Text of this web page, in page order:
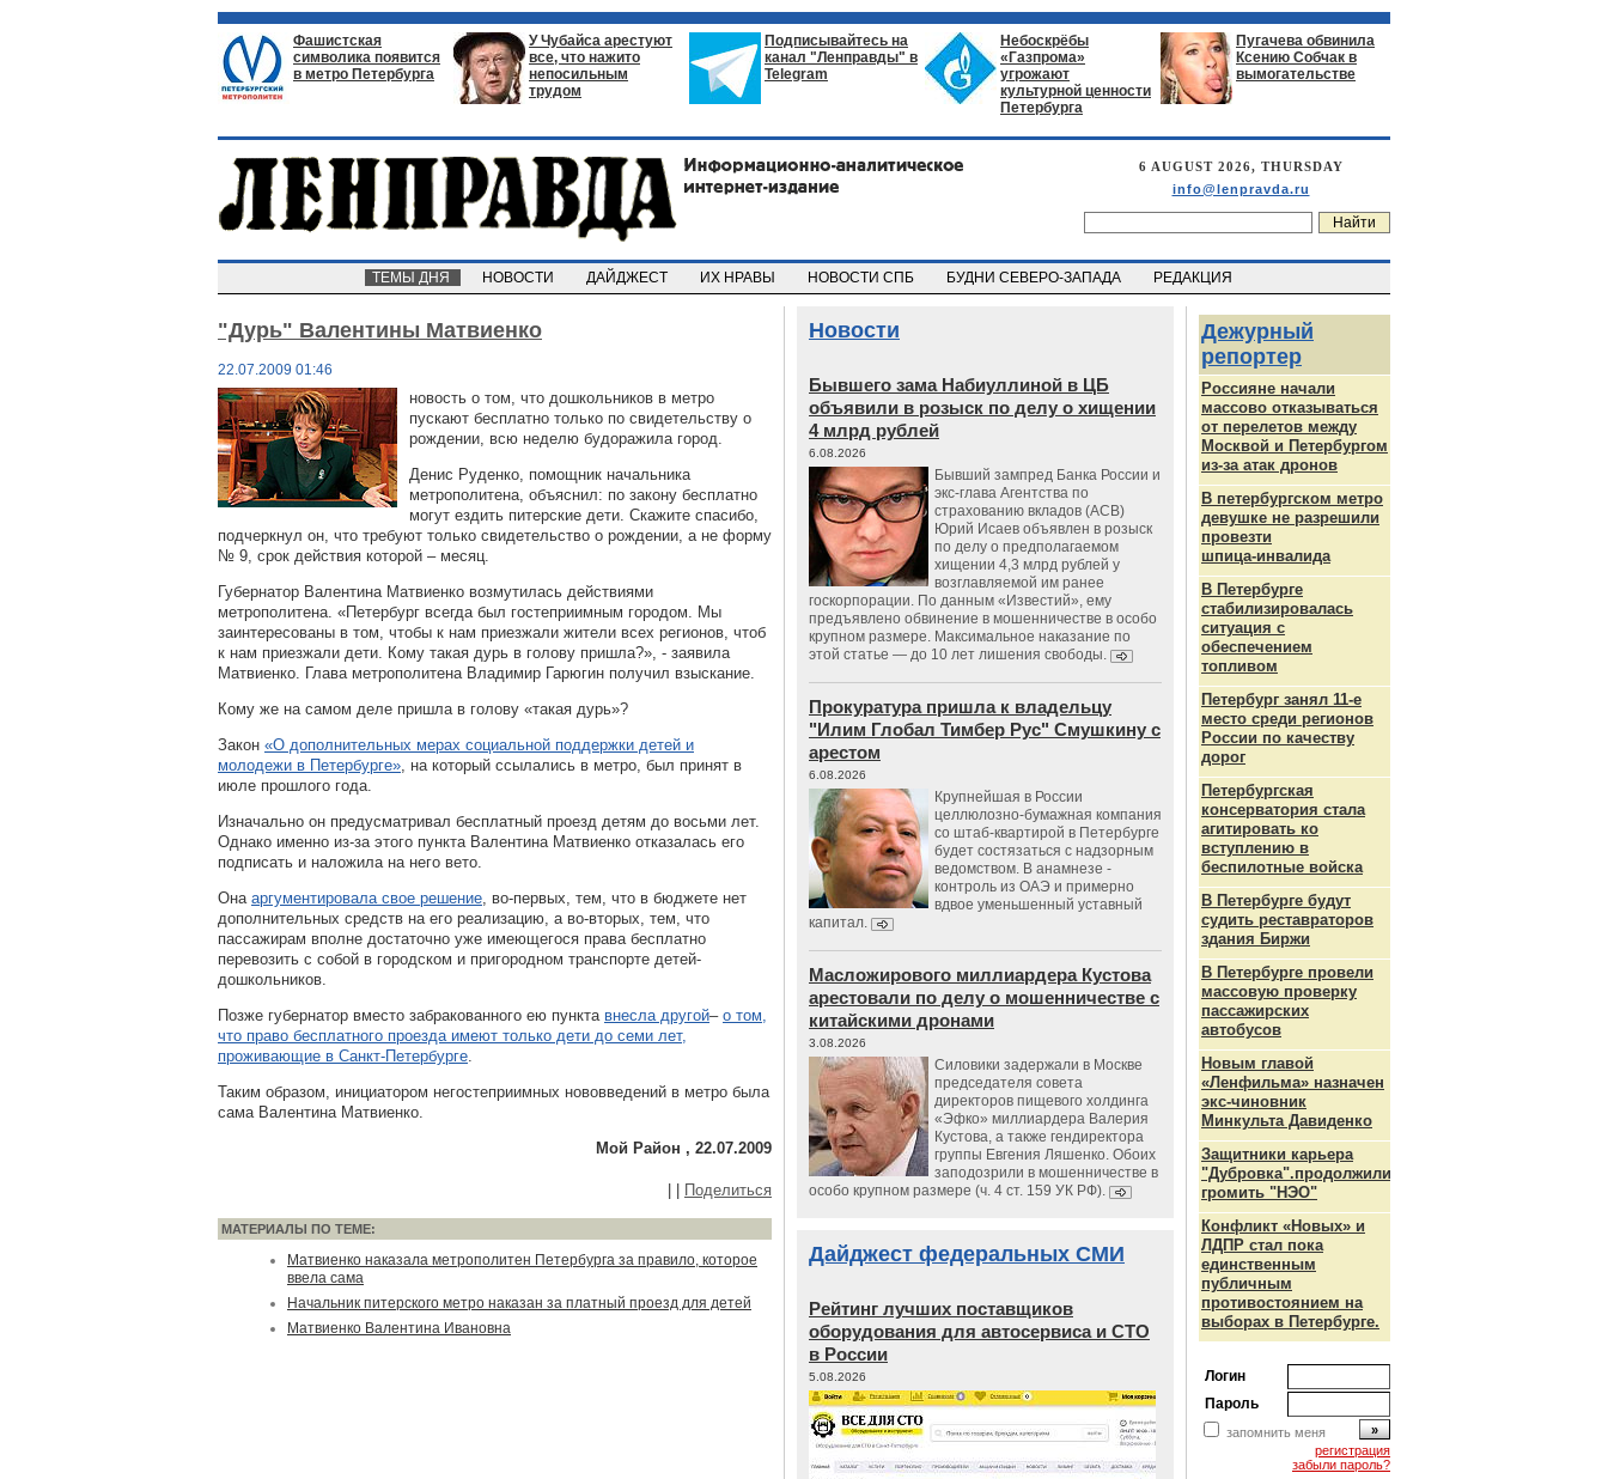
Фашистская
символика появится
в метро Петербурга
У Чубайса арестуют
все, что нажито
непосильным
трудом
Подписывайтесь на
канал "Ленправды" в
Telegram
Небоскрёбы
«Газпрома»
угрожают
культурной ценности
Петербурга
Пугачева обвинила
Ксению Собчак в
вымогательстве
6 AUGUST 2026, THURSDAY
info@lenpravda.ru
ТЕМЫ ДНЯ НОВОСТИ ДАЙДЖЕСТ ИХ НРАВЫ НОВОСТИ СПБ БУДНИ СЕВЕРО-ЗАПАДА РЕДАКЦИЯ
"Дурь" Валентины Матвиенко
22.07.2009 01:46
новость о том, что дошкольников в метро
пускают бесплатно только по свидетельству о
рождении, всю неделю будоражила город.
Денис Руденко, помощник начальника
метрополитена, объяснил: по закону бесплатно
могут ездить питерские дети. Скажите спасибо,
подчеркнул он, что требуют только свидетельство о рождении, а не форму
№ 9, срок действия которой – месяц.
Губернатор Валентина Матвиенко возмутилась действиями
метрополитена. «Петербург всегда был гостеприимным городом. Мы
заинтересованы в том, чтобы к нам приезжали жители всех регионов, чтоб
к нам приезжали дети. Кому такая дурь в голову пришла?», - заявила
Матвиенко. Глава метрополитена Владимир Гарюгин получил взыскание.
Кому же на самом деле пришла в голову «такая дурь»?
Закон «О дополнительных мерах социальной поддержки детей и
молодежи в Петербурге», на который ссылались в метро, был принят в
июле прошлого года.
Изначально он предусматривал бесплатный проезд детям до восьми лет.
Однако именно из-за этого пункта Валентина Матвиенко отказалась его
подписать и наложила на него вето.
Она аргументировала свое решение, во-первых, тем, что в бюджете нет
дополнительных средств на его реализацию, а во-вторых, тем, что
пассажирам вполне достаточно уже имеющегося права бесплатно
перевозить с собой в городском и пригородном транспорте детей-
дошкольников.
Позже губернатор вместо забракованного ею пункта внесла другой– о том,
что право бесплатного проезда имеют только дети до семи лет,
проживающие в Санкт-Петербурге.
Таким образом, инициатором негостеприимных нововведений в метро была
сама Валентина Матвиенко.
Мой Район , 22.07.2009
Поделиться
МАТЕРИАЛЫ ПО ТЕМЕ:
Матвиенко наказала метрополитен Петербурга за правило, которое
ввела сама
Начальник питерского метро наказан за платный проезд для детей
Матвиенко Валентина Ивановна
Новости
Бывшего зама Набиуллиной в ЦБ
объявили в розыск по делу о хищении
4 млрд рублей
6.08.2026
Бывший зампред Банка России и
экс-глава Агентства по
страхованию вкладов (АСВ)
Юрий Исаев объявлен в розыск
по делу о предполагаемом
хищении 4,3 млрд рублей у
возглавляемой им ранее
госкорпорации. По данным «Известий», ему
предъявлено обвинение в мошенничестве в особо
крупном размере. Максимальное наказание по
этой статье — до 10 лет лишения свободы.
Прокуратура пришла к владельцу
"Илим Глобал Тимбер Рус" Смушкину с
арестом
6.08.2026
Крупнейшая в России
целлюлозно-бумажная компания
со штаб-квартирой в Петербурге
будет состязаться с надзорным
ведомством. В анамнезе -
контроль из ОАЭ и примерно
вдвое уменьшенный уставный
капитал.
Масложирового миллиардера Кустова
арестовали по делу о мошенничестве с
китайскими дронами
3.08.2026
Силовики задержали в Москве
председателя совета
директоров пищевого холдинга
«Эфко» миллиардера Валерия
Кустова, а также гендиректора
группы Евгения Ляшенко. Обоих
заподозрили в мошенничестве в
особо крупном размере (ч. 4 ст. 159 УК РФ).
Дайджест федеральных СМИ
Рейтинг лучших поставщиков
оборудования для автосервиса и СТО
в России
5.08.2026
Дежурный
репортер
Россияне начали
массово отказываться
от перелетов между
Москвой и Петербургом
из-за атак дронов
В петербургском метро
девушке не разрешили
провезти
шпица‑инвалида
В Петербурге
стабилизировалась
ситуация с
обеспечением
топливом
Петербург занял 11-е
место среди регионов
России по качеству
дорог
Петербургская
консерватория стала
агитировать ко
вступлению в
беспилотные войска
В Петербурге будут
судить реставраторов
здания Биржи
В Петербурге провели
массовую проверку
пассажирских
автобусов
Новым главой
«Ленфильма» назначен
экс-чиновник
Минкульта Давиденко
Защитники карьера
"Дубровка".продолжили
громить "НЭО"
Конфликт «Новых» и
ЛДПР стал пока
единственным
публичным
противостоянием на
выборах в Петербурге.
Логин
Пароль
запомнить меня
регистрация
забыли пароль?